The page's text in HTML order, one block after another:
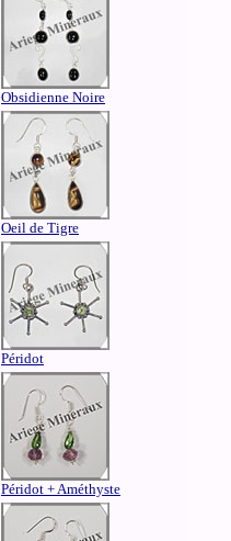
Obsidienne Noire
Oeil de Tigre
Péridot
Péridot + Améthyste